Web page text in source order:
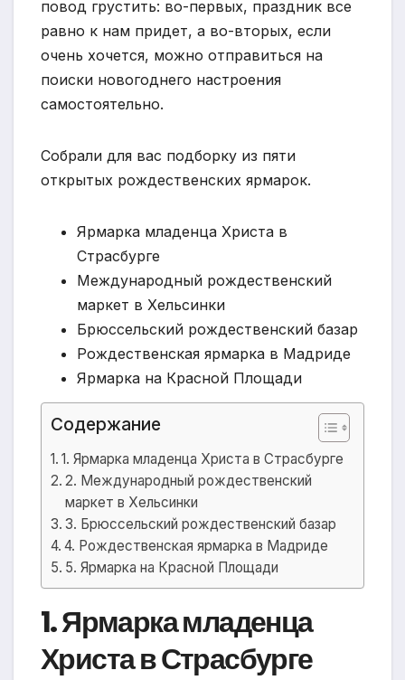
повод грустить: во-первых, праздник все
равно к нам придет, а во-вторых, если
очень хочется, можно отправиться на
поиски новогоднего настроения
самостоятельно.
Собрали для вас подборку из пяти
открытых рождественских ярмарок.
Ярмарка младенца Христа в
Страсбурге
Международный рождественский
маркет в Хельсинки
Брюссельский рождественский базар
Рождественская ярмарка в Мадриде
Ярмарка на Красной Площади
Содержание
1. Ярмарка младенца Христа в Страсбурге
2. Международный рождественский
маркет в Хельсинки
3. Брюссельский рождественский базар
4. Рождественская ярмарка в Мадриде
5. Ярмарка на Красной Площади
1. Ярмарка младенца
Христа в Страсбурге